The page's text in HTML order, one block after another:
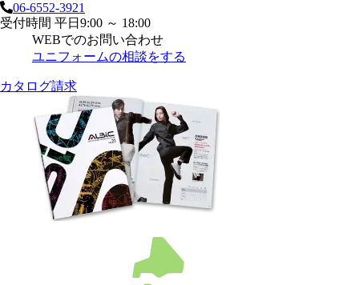
06-6552-3921
受付時間 平日9:00 ～ 18:00
WEBでのお問い合わせ
ユニフォームの相談をする
カタログ請求